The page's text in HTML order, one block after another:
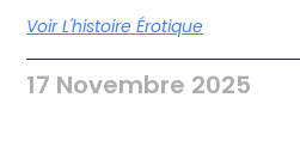
Voir L'histoire Érotique
17 Novembre 2025